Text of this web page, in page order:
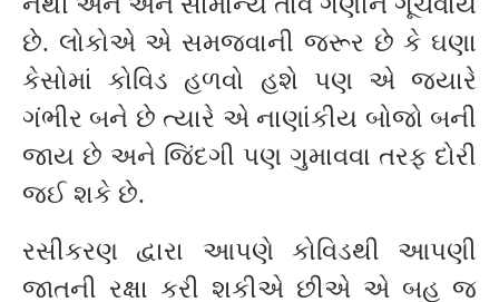
છે. લોકોએ એ સમજવાની જરૂર છે કે ઘણા
કેસોમાં કોવિડ હળવો હશે પણ એ જ્યારે
ગંભીર બને છે ત્યારે એ નાણાંકીય બોજો બની
જાય છે અને જિંદગી પણ ગુમાવવા તરફ દોરી
જઈ શકે છે.
રસીકરણ દ્વારા આપણે કોવિડથી આપણી
જાતની રક્ષા કરી શકીએ છીએ એ બહુ જ